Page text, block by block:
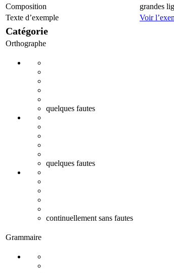
Composition
grandes
Texte d’exemple
Voir
Catégorie
Orthographe
quelques fautes
quelques fautes
continuellement sans fautes
Grammaire